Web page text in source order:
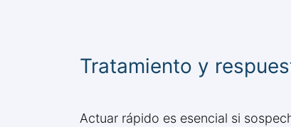
Tratamiento y
Actuar rápido es esencial si